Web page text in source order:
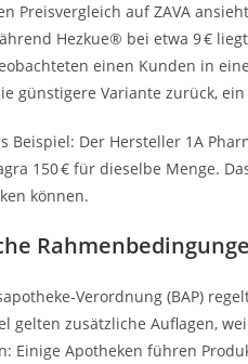
Preisvergleich auf ZAVA
Hezkue® bei etwa 9 €
einen Kunden in
günstigere Variante zurück,
Beispiel: Der Hersteller 1A
150 € für dieselbe Menge.
können.
(BAP)
gelten zusätzliche Auflagen,
Einige Apotheken führen